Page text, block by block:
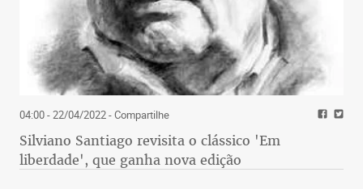
04:00 - 22/04/2022- Compartilhe
Silviano Santiago revisita o clássico 'Em
liberdade', que ganha nova edição